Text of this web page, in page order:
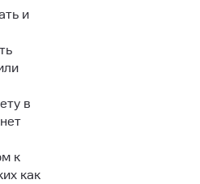
и
в
к
как